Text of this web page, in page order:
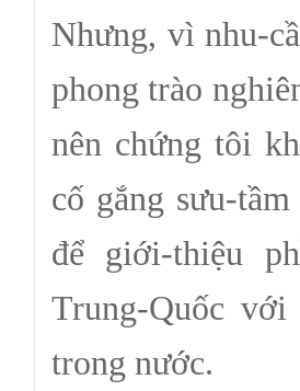
Nhưng, vì nhu-
phong trào
nên chứng tôi
cố gắng sưu-
để giới-thiệu
Trung-Quốc với
trong nước.